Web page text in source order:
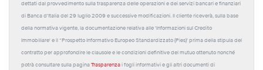
dettati dal provvedimento sulla trasparenza delle operazioni e dei servizi bancari e finanziari
di Banca d'Italia del 29 luglio 2009 e successive modificazioni. Il cliente riceverà, sulla base
della normativa vigente, la documentazione relativa alle 'Informazioni sul Credito
Immobiliare' e il “Prospetto Informativo Europeo Standardizzato (Pies)' prima della stipula del
contratto per approfondire le clausole e le condizioni definitive del mutuo ottenuto nonché
potrà consultare sulla pagina Trasparenza i fogli informativi e gli altri documenti di